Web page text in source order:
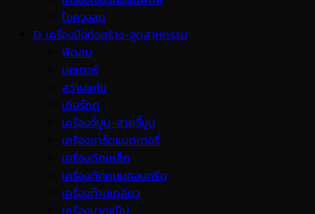
ไขควงลม
D. เครื่องมือก่อสร้าง-อุตสาหกรรม
พ้ดลม
มอเตอร์
สว่านแท่น
เกียร์ทด
เครื่องจี้ปูน-สายจี้ปูน
เครื่องชาร์ตแบตเตอรี่
เครื่องดัดเหล็ก
เครื่องตัดถนนคอนกรีต
เครื่องต๊าปเกลียว
เครื่องบากแป๊ป